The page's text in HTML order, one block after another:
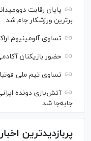
پایان رقابت
برترین ورزشکار جام شد
تساوی آلومینیوم
حضور بازیکنان
تساوی تیم ملی
جابه‌جا شد
پربازدیدترین اخبار